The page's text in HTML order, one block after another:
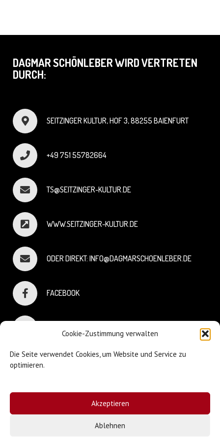
Cookie-Zustimmung verwalten
Die Seite verwendet Cookies, um Website und Service zu
optimieren.
Akzeptieren
Ablehnen
DAGMAR SCHÖNLEBER WIRD VERTRETEN
DURCH:
SEITZINGER KULTUR, HOF 3, 88255 BAIENFURT
+49 751 55782664
TS@SEITZINGER-KULTUR.DE
WWW.SEITZINGER-KULTUR.DE
ODER DIREKT: INFO@DAGMARSCHOENLEBER.DE
FACEBOOK
Sniffing Dog